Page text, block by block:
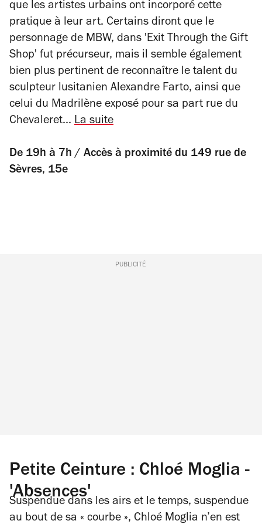
que les artistes urbains ont incorporé cette
pratique à leur art. Certains diront que le
personnage de MBW, dans 'Exit Through the Gift
Shop' fut précurseur, mais il semble également
bien plus pertinent de reconnaître le talent du
sculpteur lusitanien Alexandre Farto, ainsi que
celui du Madrilène exposé pour sa part rue du
Chevaleret... La suite
De 19h à 7h / Accès à proximité du 149 rue de
Sèvres, 15e
PUBLICITÉ
Petite Ceinture : Chloé Moglia -
'Absences'
Suspendue dans les airs et le temps, suspendue
au bout de sa « courbe », Chloé Moglia n’en est